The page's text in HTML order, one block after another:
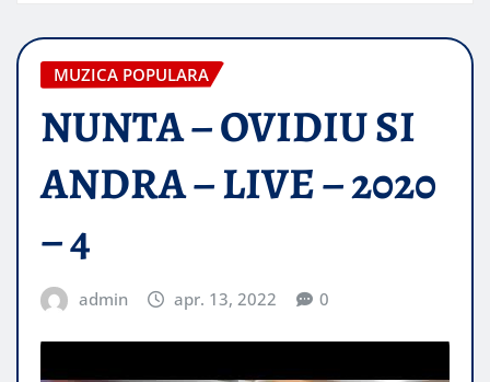
MUZICA POPULARA
NUNTA – OVIDIU SI
ANDRA – LIVE – 2020
– 4
admin apr. 13, 2022 0